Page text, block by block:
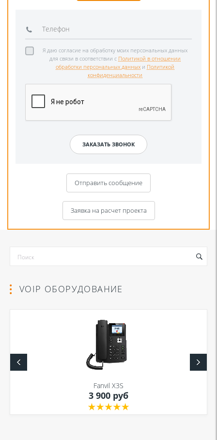
Я даю согласие на обработку моих персональных данных
для связи в соответствии с Политикой в отношении
обработки персональных данных и Политикой
конфиденциальности
Отправить сообщение
Я даю согласие на обработку моих персональных данных для связи
Политикой в отношении обработки персональных
Политикой конфиденциальности
Заявка на расчет проекта
Я даю согласие на обработку моих персональных данных для связи
Политикой в отношении обработки персональных
VOIP ОБОРУДОВАНИЕ
Fanvil X3S
3 900 руб